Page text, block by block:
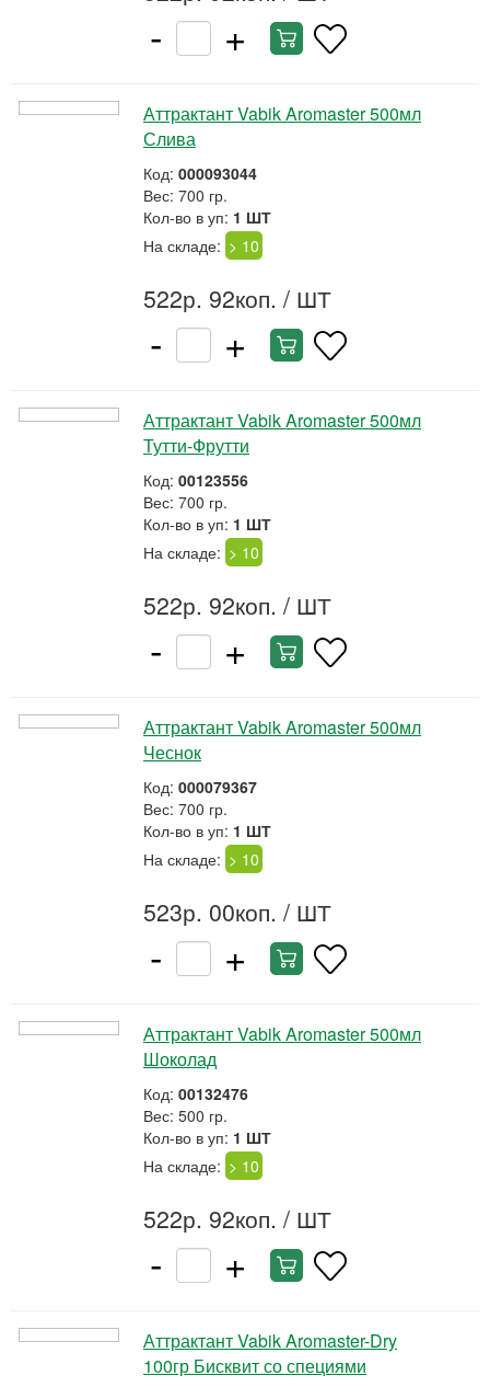
- +
Аттрактант Vabik Aromaster 500мл
Слива
Код: 000093044
Вес: 700 гр.
Кол-во в уп: 1 ШТ
На складе: > 10
522р. 92коп. / ШТ
- +
Аттрактант Vabik Aromaster 500мл
Тутти-Фрутти
Код: 00123556
Вес: 700 гр.
Кол-во в уп: 1 ШТ
На складе: > 10
522р. 92коп. / ШТ
- +
Аттрактант Vabik Aromaster 500мл
Чеснок
Код: 000079367
Вес: 700 гр.
Кол-во в уп: 1 ШТ
На складе: > 10
523р. 00коп. / ШТ
- +
Аттрактант Vabik Aromaster 500мл
Шоколад
Код: 00132476
Вес: 500 гр.
Кол-во в уп: 1 ШТ
На складе: > 10
522р. 92коп. / ШТ
- +
Аттрактант Vabik Aromaster-Dry
100гр Бисквит со специями